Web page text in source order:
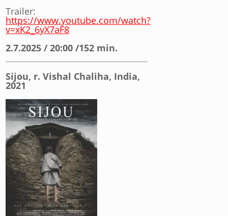
Trailer:
https://www.youtube.com/watch?
v=xK2_6yX7aF8
2.7.2025 / 20:00 /152 min.
Sijou, r. Vishal Chaliha, India,
2021